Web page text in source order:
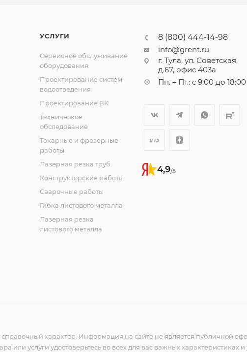
УСЛУГИ
Сервисное обслуживание
оборудования
Проектирование систем
водоотведения
Проектирование ВК
Техническое
обследование
Токарные и фрезерные
работы
Лазерная резка труб
Конструкторские работы
Сварочные работы
Гибка листового металла
Лазерная резка
листового металла
8 (800) 444-14-98
info@grent.ru
г. Тула, ул. Советская,
д.67, офис 403а
Пн. – Пт.: с 9:00 до 18:00
4,9/5
характер. Информация на сайте не является публичной
или услуги удостоверьтесь во всех для вас важных характеристиках и